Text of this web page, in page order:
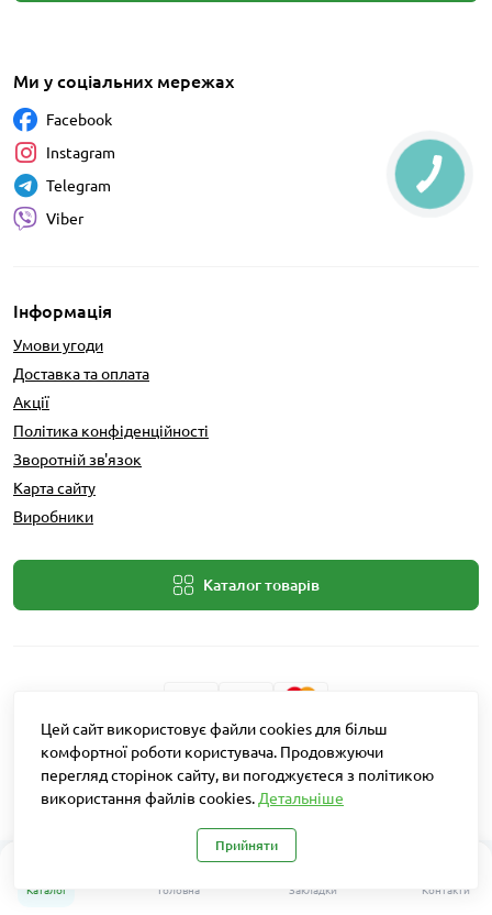
Каталог Головна Закладки Контакти
Інформація
Умови угоди
Доставка та оплата
Акції
Політика конфіденційності
Зворотній зв'язок
Карта сайту
Виробники
Каталог товарів
Ми у соціальних мережах
Facebook
Instagram
Telegram
Viber
Розробник: Intent Solutions
Агро Рітейл © 2026
Цей сайт використовує файли cookies для більш
комфортної роботи користувача. Продовжуючи
перегляд сторінок сайту, ви погоджуєтеся з політикою
використання файлів cookies. Детальніше
Прийняти